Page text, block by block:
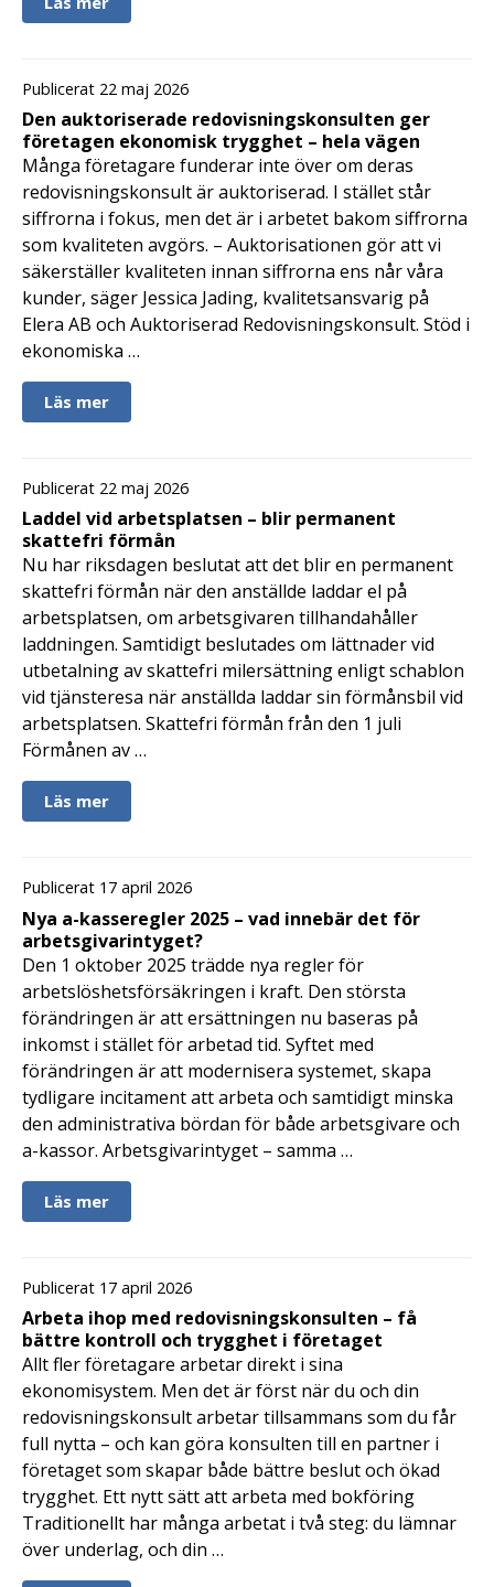
Publicerat 22 maj 2026
Den auktoriserade redovisningskonsulten ger
företagen ekonomisk trygghet – hela vägen
Många företagare funderar inte över om deras
redovisningskonsult är auktoriserad. I stället står
siffrorna i fokus, men det är i arbetet bakom siffrorna
som kvaliteten avgörs. – Auktorisationen gör att vi
säkerställer kvaliteten innan siffrorna ens når våra
kunder, säger Jessica Jading, kvalitetsansvarig på
Elera AB och Auktoriserad Redovisningskonsult. Stöd i
ekonomiska …
Läs mer
Publicerat 22 maj 2026
Laddel vid arbetsplatsen – blir permanent
skattefri förmån
Nu har riksdagen beslutat att det blir en permanent
skattefri förmån när den anställde laddar el på
arbetsplatsen, om arbetsgivaren tillhandahåller
laddningen. Samtidigt beslutades om lättnader vid
utbetalning av skattefri milersättning enligt schablon
vid tjänsteresa när anställda laddar sin förmånsbil vid
arbetsplatsen. Skattefri förmån från den 1 juli
Förmånen av …
Läs mer
Publicerat 17 april 2026
Nya a-kasseregler 2025 – vad innebär det för
arbetsgivarintyget?
Den 1 oktober 2025 trädde nya regler för
arbetslöshetsförsäkringen i kraft. Den största
förändringen är att ersättningen nu baseras på
inkomst i stället för arbetad tid. Syftet med
förändringen är att modernisera systemet, skapa
tydligare incitament att arbeta och samtidigt minska
den administrativa bördan för både arbetsgivare och
a-kassor. Arbetsgivarintyget – samma …
Läs mer
Publicerat 17 april 2026
Arbeta ihop med redovisningskonsulten – få
bättre kontroll och trygghet i företaget
Allt fler företagare arbetar direkt i sina
ekonomisystem. Men det är först när du och din
redovisningskonsult arbetar tillsammans som du får
full nytta – och kan göra konsulten till en partner i
företaget som skapar både bättre beslut och ökad
trygghet. Ett nytt sätt att arbeta med bokföring
Traditionellt har många arbetat i två steg: du lämnar
över underlag, och din …